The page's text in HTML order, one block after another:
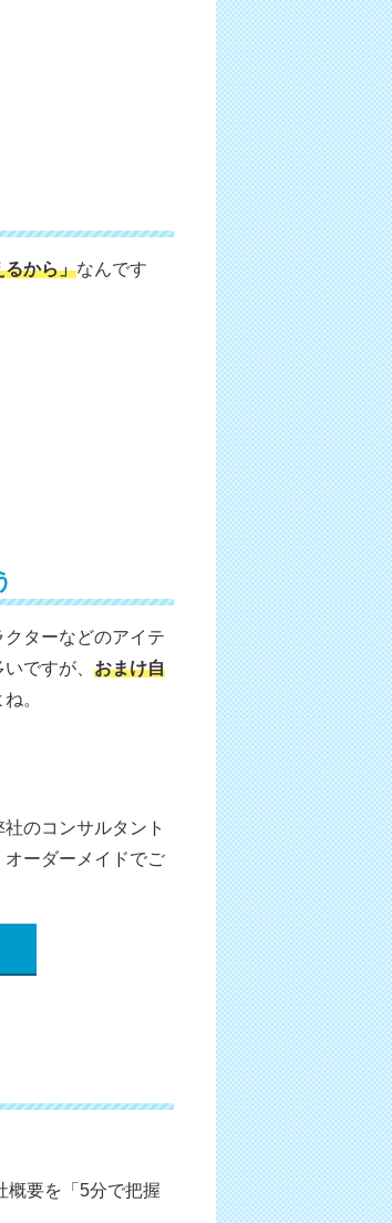
るから」なんです
ターなどのアイテ
ですが、 おまけ自
。
のコンサルタント
ーダーメイドでご
概要を「5分で把握